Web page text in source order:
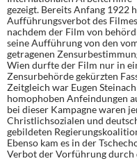
gezeigt. Bereits Anfang 1922
Aufführungsverbot des
nachdem der Film von
seine Aufführung von den
getragenen
Wien durfte der Film nur in
Zensurbehörde gekürzten
Zeitgleich war Eugen
homophoben Anfeindungen
bei dieser Kampagne waren
Christlichsozialen und
gebildeten
Ebenso kam es in der
Verbot der Vorführung durch